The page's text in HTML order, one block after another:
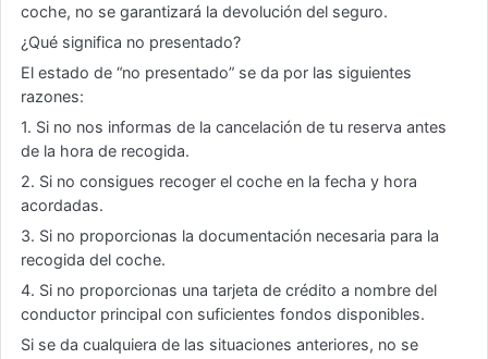
coche, no se garantizará la devolución del seguro.
¿Qué significa no presentado?
El estado de “no presentado” se da por las siguientes
razones:
1. Si no nos informas de la cancelación de tu reserva antes
de la hora de recogida.
2. Si no consigues recoger el coche en la fecha y hora
acordadas.
3. Si no proporcionas la documentación necesaria para la
recogida del coche.
4. Si no proporcionas una tarjeta de crédito a nombre del
conductor principal con suficientes fondos disponibles.
Si se da cualquiera de las situaciones anteriores, no se